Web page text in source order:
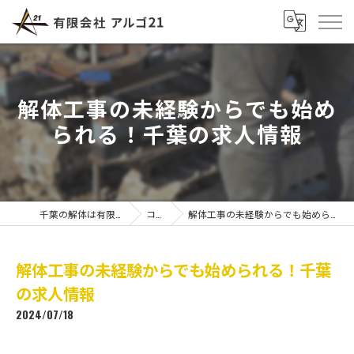
解体工事の未経験からでも始め
られる！千葉の求人情報
コラム 解体工事の未経験からでも始められる！千葉の求人情報
解体工事の未経験からでも始められる！千葉
の求人情報
2024/07/18